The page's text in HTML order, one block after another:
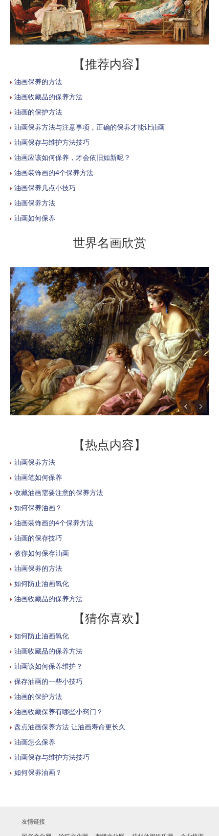
【推荐内容】
油画保养的方法
油画收藏品的保养方法
油画的保护方法
油画保养方法与注意事项，正确的保养才能让油画
油画保存与维护方法技巧
油画应该如何保养，才会依旧如新呢？
油画装饰画的4个保养方法
油画保养几点小技巧
油画保养方法
油画如何保养
世界名画欣赏
【热点内容】
油画保养方法
油画笔如何保养
收藏油画需要注意的保养方法
如何保养油画？
油画装饰画的4个保养方法
油画的保存技巧
教你如何保存油画
油画保养的方法
如何防止油画氧化
油画收藏品的保养方法
【猜你喜欢】
如何防止油画氧化
油画收藏品的保养方法
油画该如何保养维护？
保存油画的一些小技巧
油画的保护方法
油画收藏保养有哪些小窍门？
盘点油画保养方法 让油画寿命更长久
油画怎么保养
油画保存与维护方法技巧
如何保养油画？
友情链接